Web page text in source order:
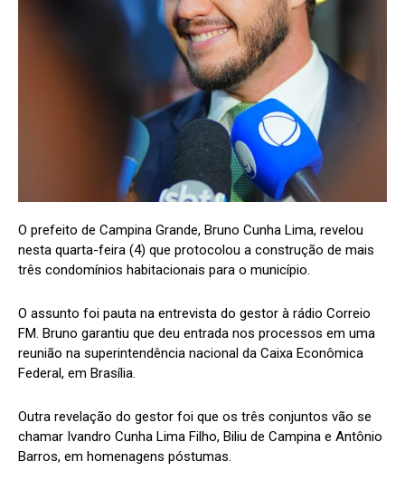
O prefeito de Campina Grande, Bruno Cunha Lima, revelou
nesta quarta-feira (4) que protocolou a construção de mais
três condomínios habitacionais para o município.
O assunto foi pauta na entrevista do gestor à rádio Correio
FM. Bruno garantiu que deu entrada nos processos em uma
reunião na superintendência nacional da Caixa Econômica
Federal, em Brasília.
Outra revelação do gestor foi que os três conjuntos vão se
chamar Ivandro Cunha Lima Filho, Biliu de Campina e Antônio
Barros, em homenagens póstumas.